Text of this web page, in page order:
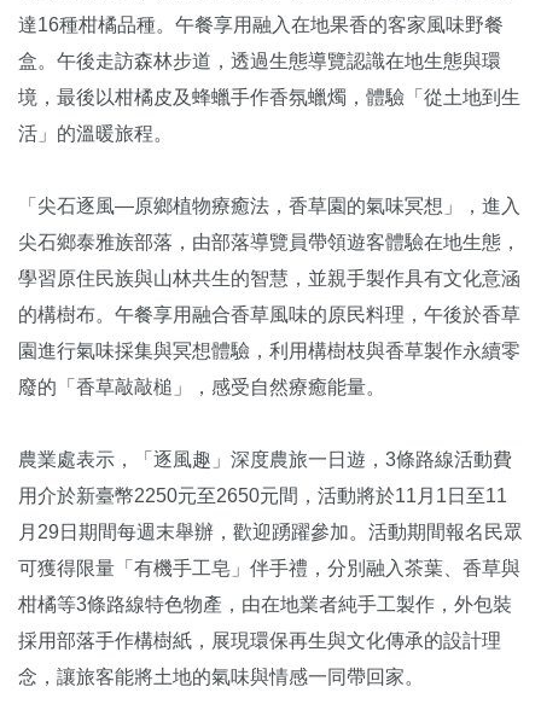
達16種柑橘品種。午餐享用融入在地果香的客家風味野餐
盒。午後走訪森林步道，透過生態導覽認識在地生態與環
境，最後以柑橘皮及蜂蠟手作香氛蠟燭，體驗「從土地到生
活」的溫暖旅程。
「尖石逐風—原鄉植物療癒法，香草園的氣味冥想」，進入
尖石鄉泰雅族部落，由部落導覽員帶領遊客體驗在地生態，
學習原住民族與山林共生的智慧，並親手製作具有文化意涵
的構樹布。午餐享用融合香草風味的原民料理，午後於香草
園進行氣味採集與冥想體驗，利用構樹枝與香草製作永續零
廢的「香草敲敲槌」，感受自然療癒能量。
農業處表示，「逐風趣」深度農旅一日遊，3條路線活動費
用介於新臺幣2250元至2650元間，活動將於11月1日至11
月29日期間每週末舉辦，歡迎踴躍參加。活動期間報名民眾
可獲得限量「有機手工皂」伴手禮，分別融入茶葉、香草與
柑橘等3條路線特色物產，由在地業者純手工製作，外包裝
採用部落手作構樹紙，展現環保再生與文化傳承的設計理
念，讓旅客能將土地的氣味與情感一同帶回家。